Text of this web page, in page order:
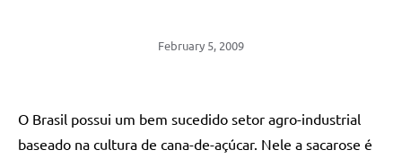
February 5, 2009
O Brasil possui um bem sucedido setor agro-industrial
baseado na cultura de cana-de-açúcar. Nele a sacarose é